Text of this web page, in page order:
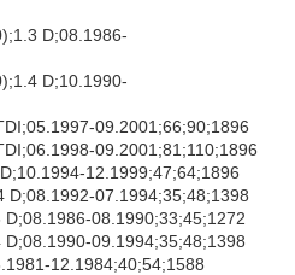
D;08.1986-
D;10.1990-
09.2001;66;90;1896
09.2001;81;110;1896
12.1999;47;64;1896
D;08.1992-07.1994;35;48;1398
D;08.1986-08.1990;33;45;1272
D;08.1990-09.1994;35;48;1398
12.1984;40;54;1588